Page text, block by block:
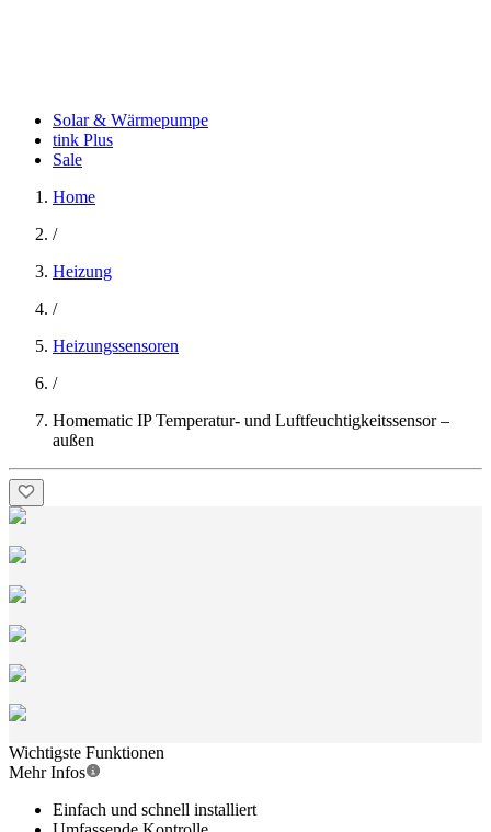
Solar & Wärmepumpe
tink Plus
Sale
Home
/
Heizung
/
Heizungssensoren
/
Homematic IP Temperatur- und Luftfeuchtigkeitssensor –
außen
Wichtigste Funktionen
Mehr Infos
Einfach und schnell installiert